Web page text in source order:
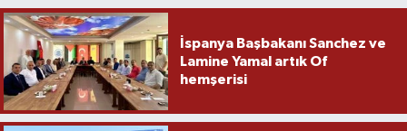
İspanya Başbakanı Sanchez ve
Lamine Yamal artık Of
hemşerisi